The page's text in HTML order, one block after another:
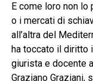
E come loro non
o i mercati di
all’altra del
ha toccato il diritto
giurista e docente
Graziano Graziani,